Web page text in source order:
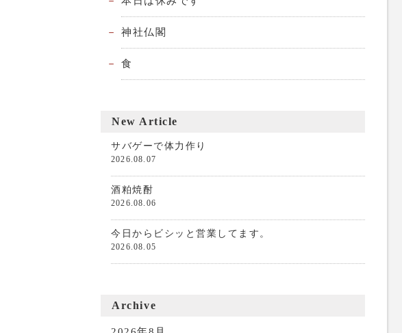
神社仏閣
食
New Article
サバゲーで体力作り
2026.08.07
酒粕焼酎
2026.08.06
今日からビシッと営業してます。
2026.08.05
Archive